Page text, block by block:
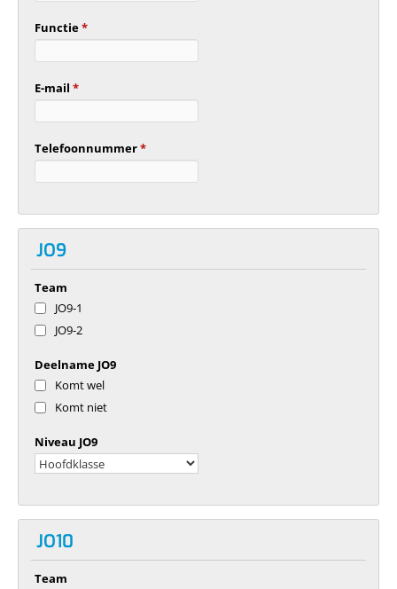
Functie*
E-mail *
Telefoonnummer*
JO9
Team
JO9-1
JO9-2
Deelname JO9
Komt wel
Komt niet
Niveau JO9
JO10
Team